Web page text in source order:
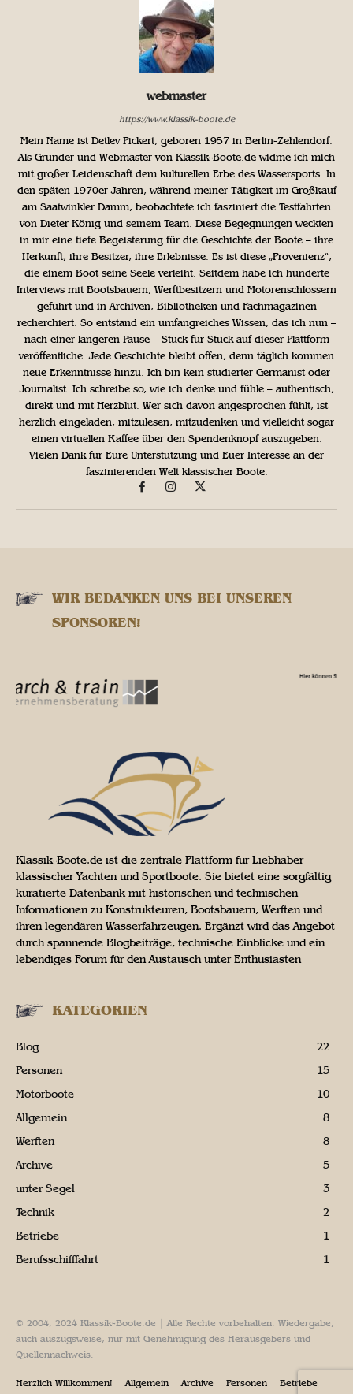
webmaster
https://www.klassik-boote.de
Mein Name ist Detlev Pickert, geboren 1957 in Berlin-Zehlendorf.
Als Gründer und Webmaster von Klassik-Boote.de widme ich mich
mit großer Leidenschaft dem kulturellen Erbe des Wassersports. In
den späten 1970er Jahren, während meiner Tätigkeit im Großkauf
am Saatwinkler Damm, beobachtete ich fasziniert die Testfahrten
von Dieter König und seinem Team. Diese Begegnungen weckten
in mir eine tiefe Begeisterung für die Geschichte der Boote – ihre
Herkunft, ihre Besitzer, ihre Erlebnisse. Es ist diese „Provenienz“,
die einem Boot seine Seele verleiht. Seitdem habe ich hunderte
Interviews mit Bootsbauern, Werftbesitzern und Motorenschlossern
geführt und in Archiven, Bibliotheken und Fachmagazinen
recherchiert. So entstand ein umfangreiches Wissen, das ich nun –
nach einer längeren Pause – Stück für Stück auf dieser Plattform
veröffentliche. Jede Geschichte bleibt offen, denn täglich kommen
neue Erkenntnisse hinzu. Ich bin kein studierter Germanist oder
Journalist. Ich schreibe so, wie ich denke und fühle – authentisch,
direkt und mit Herzblut. Wer sich davon angesprochen fühlt, ist
herzlich eingeladen, mitzulesen, mitzudenken und vielleicht sogar
einen virtuellen Kaffee über den Spendenknopf auszugeben.
Vielen Dank für Eure Unterstützung und Euer Interesse an der
faszinierenden Welt klassischer Boote.
WIR BEDANKEN UNS BEI UNSEREN
SPONSOREN!
Klassik-Boote.de ist die zentrale Plattform für Liebhaber
klassischer Yachten und Sportboote. Sie bietet eine sorgfältig
kuratierte Datenbank mit historischen und technischen
Informationen zu Konstrukteuren, Bootsbauern, Werften und
ihren legendären Wasserfahrzeugen. Ergänzt wird das Angebot
durch spannende Blogbeiträge, technische Einblicke und ein
lebendiges Forum für den Austausch unter Enthusiasten
KATEGORIEN
Blog
22
Personen
15
Motorboote
10
Allgemein
8
Werften
8
Archive
5
unter Segel
3
Technik
2
Betriebe
1
Berufsschifffahrt
1
© 2004, 2024 Klassik-Boote.de | Alle Rechte vorbehalten. Wiedergabe,
auch auszugsweise, nur mit Genehmigung des Herausgebers und
Quellennachweis.
Herzlich Willkommen! Allgemein Archive Personen
Betriebe